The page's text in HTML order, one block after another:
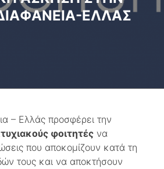
ΕΛΛΑΣ
– Ελλάς προσφέρει την
φοιτητές να
που αποκομίζουν κατά τη
τους και να αποκτήσουν